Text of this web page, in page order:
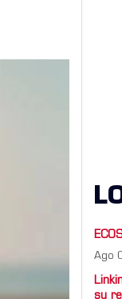
Ago
su